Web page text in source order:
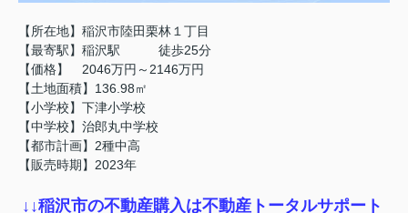
【所在地】稲沢市陸田栗林１丁目
【最寄駅】稲沢駅 徒歩25分
【価格】 2046万円～2146万円
【土地面積】136.98㎡
【小学校】下津小学校
【中学校】治郎丸中学校
【都市計画】2種中高
【販売時期】2023年
↓ ↓稲沢市の不動産購入は不動産トータルサポート